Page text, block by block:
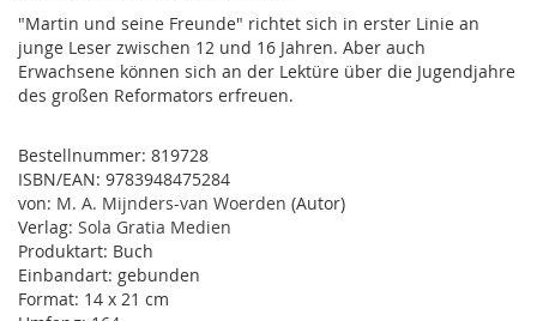
"Martin und seine Freunde" richtet sich in erster Linie an
junge Leser zwischen 12 und 16 Jahren. Aber auch
Erwachsene können sich an der Lektüre über die Jugendjahre
des großen Reformators erfreuen.
Bestellnummer: 819728
ISBN/EAN: 9783948475284
von: M. A. Mijnders-van Woerden (Autor)
Verlag: Sola Gratia Medien
Produktart: Buch
Einbandart: gebunden
Format: 14 x 21 cm